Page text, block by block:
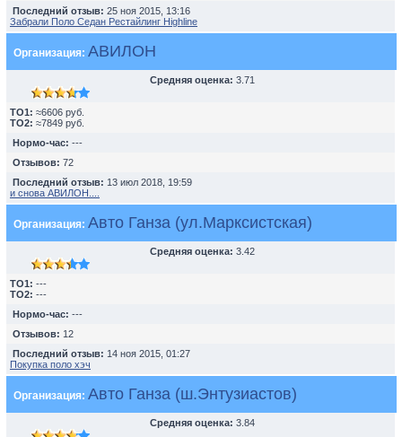
Последний отзыв: 25 ноя 2015, 13:16
Забрали Поло Седан Рестайлинг Highline
Организация: АВИЛОН
Средняя оценка: 3.71
TO1: ≈6606 руб.
TO2: ≈7849 руб.
Нормо-час: ---
Отзывов: 72
Последний отзыв: 13 июл 2018, 19:59
и снова АВИЛОН....
Организация: Авто Ганза (ул.Марксистская)
Средняя оценка: 3.42
TO1: ---
TO2: ---
Нормо-час: ---
Отзывов: 12
Последний отзыв: 14 ноя 2015, 01:27
Покупка поло хэч
Организация: Авто Ганза (ш.Энтузиастов)
Средняя оценка: 3.84